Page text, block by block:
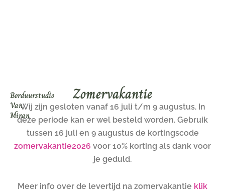
Borduurstudio
Van
Miran
Zomervakantie
Wij zijn gesloten vanaf 16 juli t/m 9 augustus. In
deze periode kan er wel besteld worden. Gebruik
tussen 16 juli en 9 augustus de kortingscode
zomervakantie2026 voor 10% korting als dank voor
je geduld.
Meer info over de levertijd na zomervakantie klik